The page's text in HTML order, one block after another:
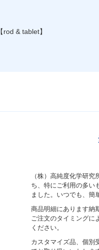
【rod & tablet】
（株）高純度化学研
ち、特にご利用の多い
ました。いつでも、簡
商品明細にあります納
ご注文のタイミングに
ください。
カスタマイズ品、個別